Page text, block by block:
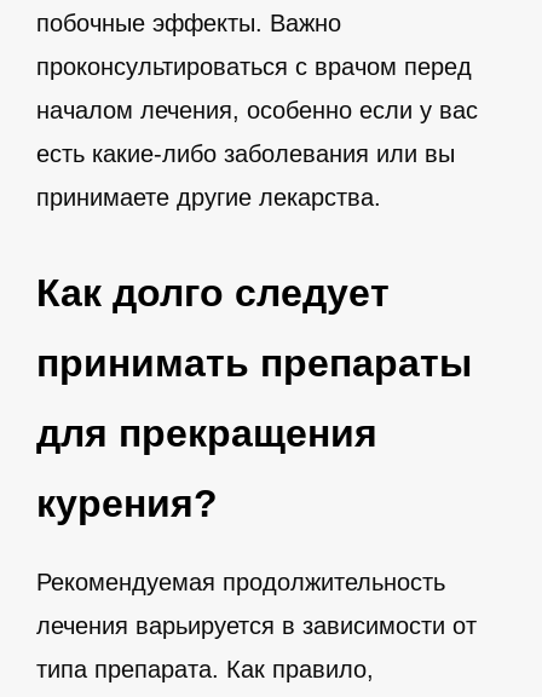
побочные эффекты. Важно
проконсультироваться с врачом перед
началом лечения, особенно если у вас
есть какие-либо заболевания или вы
принимаете другие лекарства.
Как долго следует
принимать препараты
для прекращения
курения?
Рекомендуемая продолжительность
лечения варьируется в зависимости от
типа препарата. Как правило,